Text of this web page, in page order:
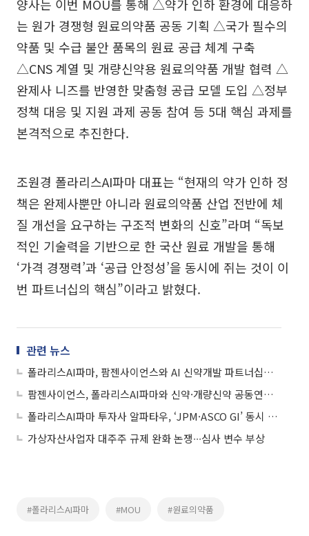
양사는 이번 MOU를 통해 △약가 인하 환경에 대응하
는 원가 경쟁형 원료의약품 공동 기획 △국가 필수의
약품 및 수급 불안 품목의 원료 공급 체계 구축
△CNS 계열 및 개량신약용 원료의약품 개발 협력 △
완제사 니즈를 반영한 맞춤형 공급 모델 도입 △정부
정책 대응 및 지원 과제 공동 참여 등 5대 핵심 과제를
본격적으로 추진한다.
조원경 폴라리스AI파마 대표는 “현재의 약가 인하 정
책은 완제사뿐만 아니라 원료의약품 산업 전반에 체
질 개선을 요구하는 구조적 변화의 신호”라며 “독보
적인 기술력을 기반으로 한 국산 원료 개발을 통해
‘가격 경쟁력’과 ‘공급 안정성’을 동시에 쥐는 것이 이
번 파트너십의 핵심”이라고 밝혔다.
관련 뉴스
폴라리스AI파마, 팜젠사이언스와 AI 신약개발 파트너십…‘알파타우’ 투자 결실도
팜젠사이언스, 폴라리스AI파마와 신약·개량신약 공동연구 협약
폴라리스AI파마 투자사 알파타우, ‘JPM·ASCO GI’ 동시 출격…"췌장암 면역보존·87% 효능 입증"
가상자산사업자 대주주 규제 완화 논쟁∙∙∙심사 변수 부상
#폴라리스AI파마 #MOU #원료의약품